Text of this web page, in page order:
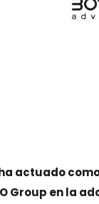
actuado
Group en la